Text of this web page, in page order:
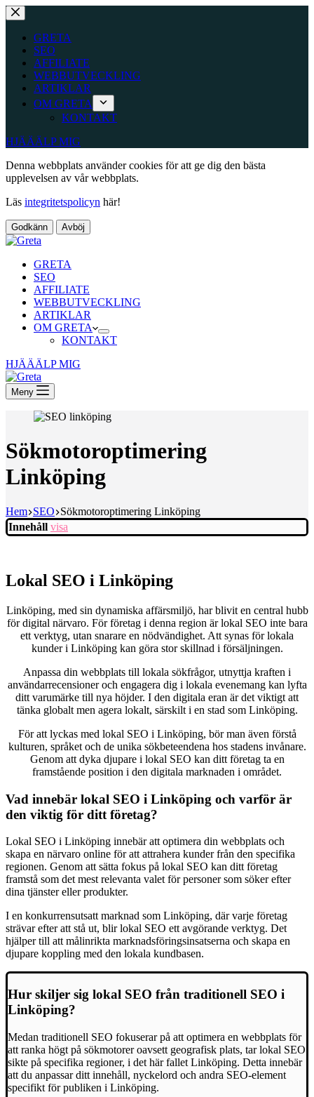
Hoppa
till
innehållGRETA
SEO
AFFILIATE
WEBBUTVECKLING
ARTIKLAR
OM GRETA
KONTAKT
HJÄÄÄLP MIG
Denna webbplats använder cookies för att ge dig den bästa
upplevelsen av vår webbplats.
Läs integritetspolicyn här!
Godkänn Avböj
GRETA
SEO
AFFILIATE
WEBBUTVECKLING
ARTIKLAR
OM GRETA
KONTAKT
HJÄÄÄLP MIG
Meny
Sökmotoroptimering
Linköping
Hem SEO Sökmotoroptimering Linköping
Innehåll visa
Lokal SEO i Linköping
Linköping, med sin dynamiska affärsmiljö, har blivit en central hubb
för digital närvaro. För företag i denna region är lokal SEO inte bara
ett verktyg, utan snarare en nödvändighet. Att synas för lokala
kunder i Linköping kan göra stor skillnad i försäljningen.
Anpassa din webbplats till lokala sökfrågor, utnyttja kraften i
användarrecensioner och engagera dig i lokala evenemang kan lyfta
ditt varumärke till nya höjder. I den digitala eran är det viktigt att
tänka globalt men agera lokalt, särskilt i en stad som Linköping.
För att lyckas med lokal SEO i Linköping, bör man även förstå
kulturen, språket och de unika sökbeteendena hos stadens invånare.
Genom att dyka djupare i lokal SEO kan ditt företag ta en
framstående position i den digitala marknaden i området.
Vad innebär lokal SEO i Linköping och varför är
den viktig för ditt företag?
Lokal SEO i Linköping innebär att optimera din webbplats och
skapa en närvaro online för att attrahera kunder från den specifika
regionen. Genom att sätta fokus på lokal SEO kan ditt företag
framstå som det mest relevanta valet för personer som söker efter
dina tjänster eller produkter.
I en konkurrensutsatt marknad som Linköping, där varje företag
strävar efter att stå ut, blir lokal SEO ett avgörande verktyg. Det
hjälper till att målinrikta marknadsföringsinsatserna och skapa en
djupare koppling med den lokala kundbasen.
Hur skiljer sig lokal SEO från traditionell SEO i
Linköping?
Medan traditionell SEO fokuserar på att optimera en webbplats för
att ranka högt på sökmotorer oavsett geografisk plats, tar lokal SEO
sikte på specifika regioner, i det här fallet Linköping. Detta innebär
att du anpassar ditt innehåll, nyckelord och andra SEO-element
specifikt för publiken i Linköping.